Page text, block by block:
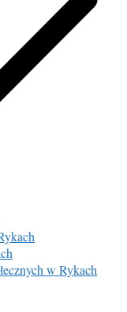
w Rykach